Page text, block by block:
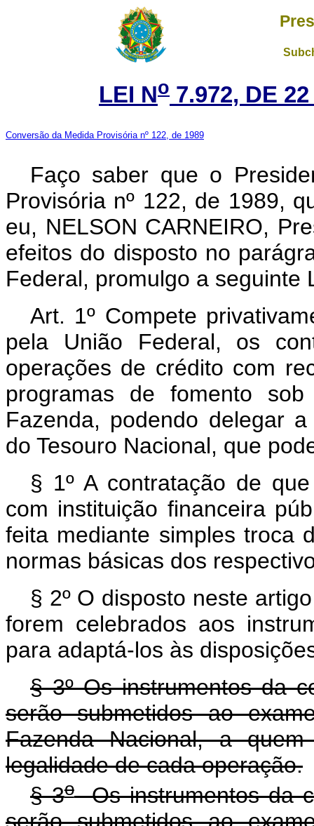
LEI No 7.972, DE
Conversão da Medida Provisória nº 122, de 1989
Faço saber que o
Provisória nº 122, de 1989,
eu, NELSON CARNEIRO,
efeitos do disposto no
Federal, promulgo a seguinte
Art. 1º Compete
pela União Federal, os
operações de crédito com
programas de fomento
Fazenda, podendo delegar
do Tesouro Nacional, que
§ 1º A contratação de
com instituição financeira
feita mediante simples troca
normas básicas dos
§ 2º O disposto neste
forem celebrados aos
para adaptá-los às
§ 3º Os instrumentos da
serão submetidos ao
Fazenda Nacional, a
legalidade de cada operação.
§ 3oOs instrumentos da